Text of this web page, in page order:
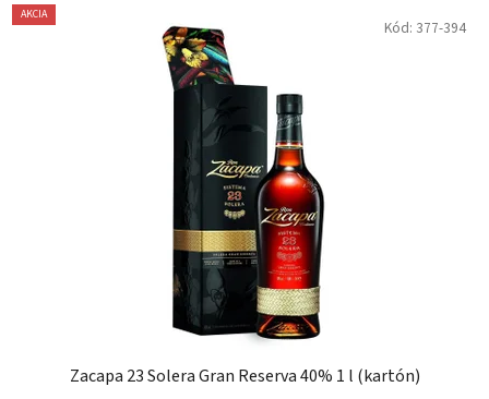
AKCIA
Zacapa 23 Solera Gran Reserva 40% 1 l (kartón)
Kód: 377-394